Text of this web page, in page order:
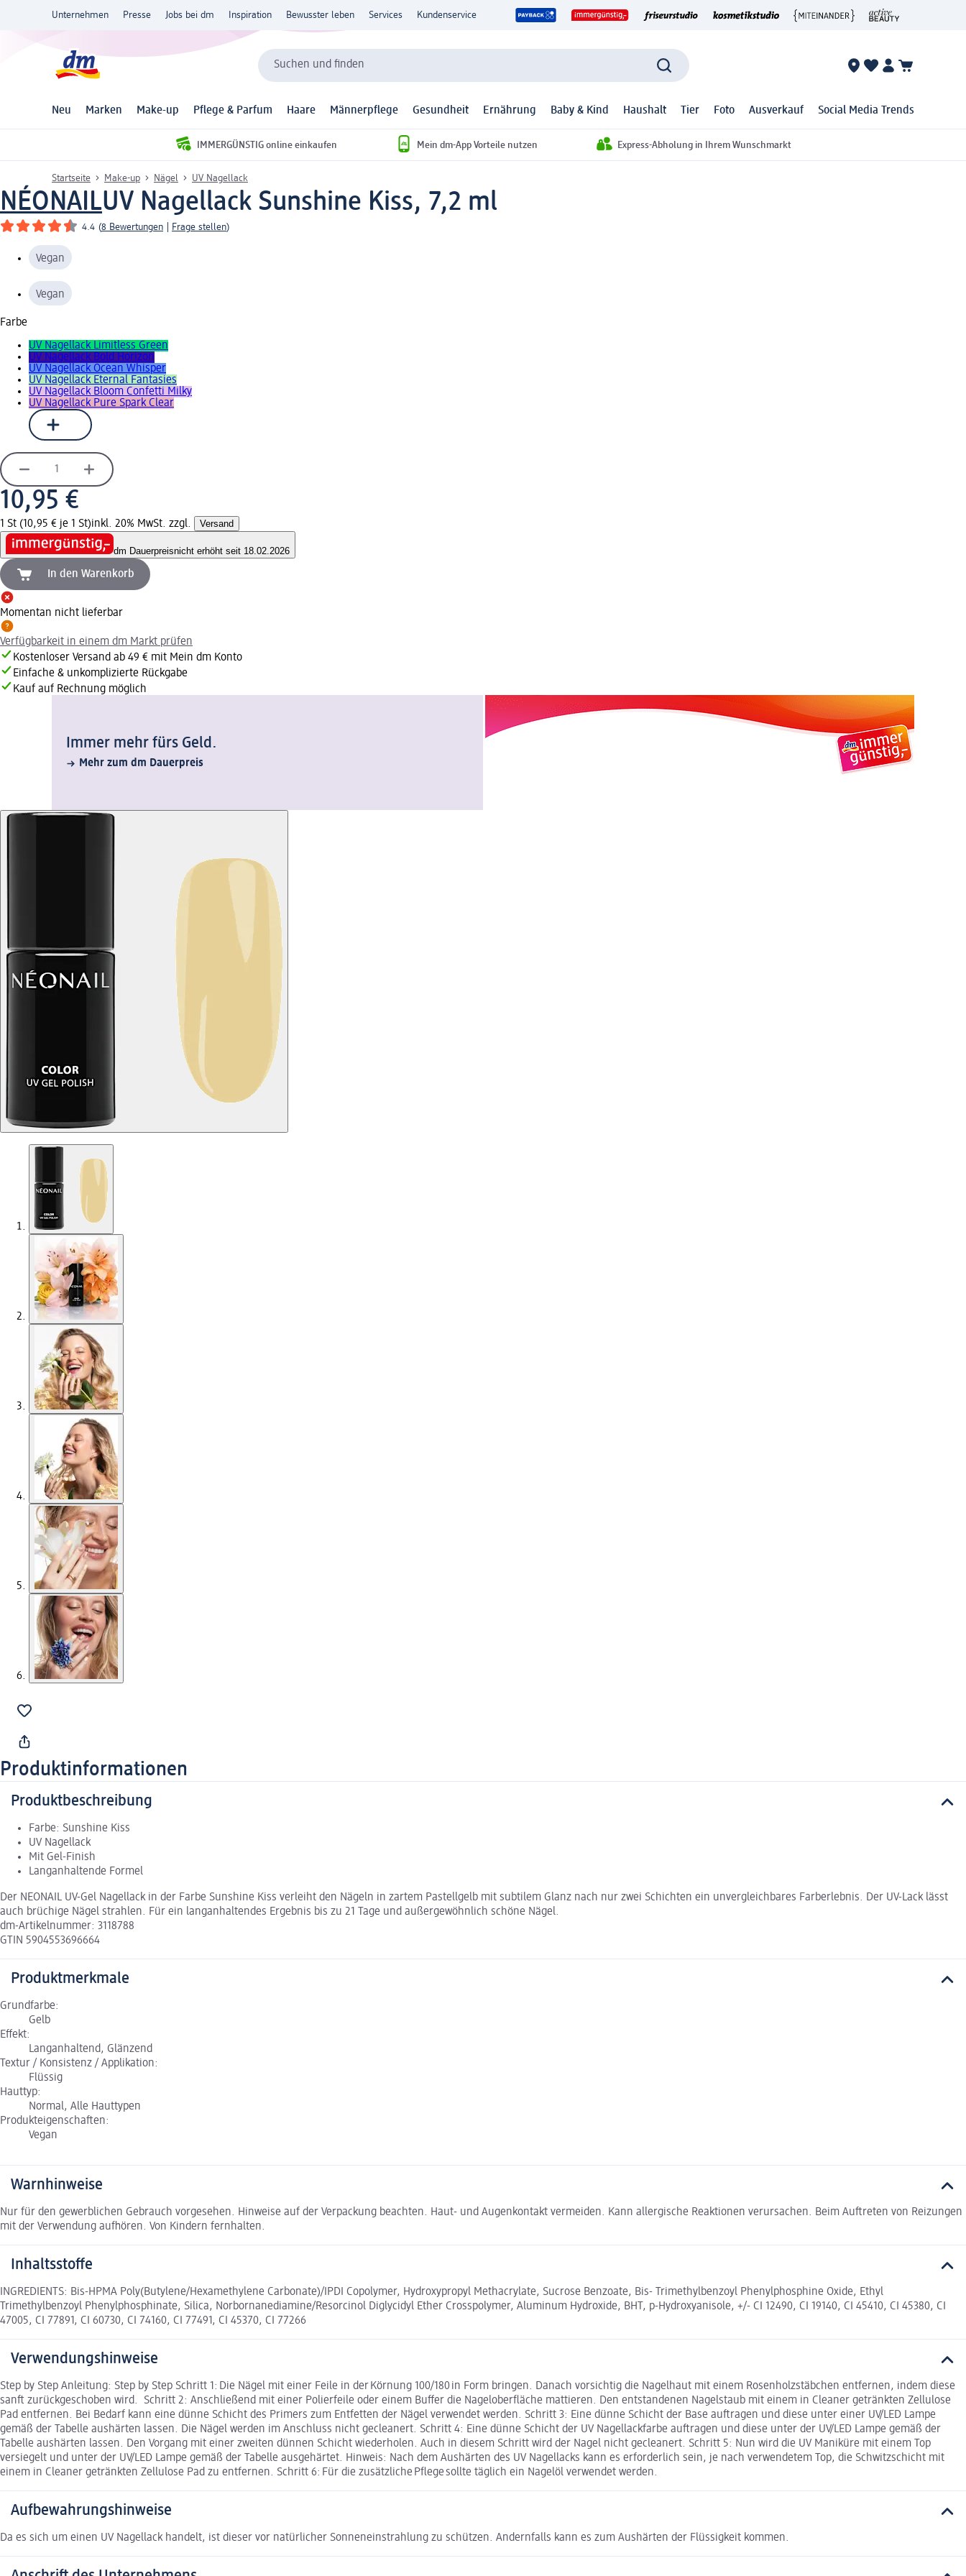
Unternehmen Presse Jobs bei dm Inspiration Bewusster leben Services Kundenservice
Suchen und finden
Neu Marken Make-up Pflege & Parfum Haare Männerpflege Gesundheit Ernährung Baby & Kind Haushalt Tier Foto Ausverkauf Social Media Trends
IMMERGÜNSTIG online einkaufen Mein dm-App Vorteile nutzen Express-Abholung in Ihrem Wunschmarkt
Startseite Make-up Nägel UV Nagellack
NÉONAILUV Nagellack Sunshine Kiss, 7,2 ml
4.4 (8 Bewertungen Frage stellen)
Vegan
Vegan
Farbe
UV Nagellack Limitless Green
UV Nagellack Bold Horizon
UV Nagellack Ocean Whisper
UV Nagellack Eternal Fantasies
UV Nagellack Bloom Confetti Milky
UV Nagellack Pure Spark Clear
10,95 €
1 St (10,95 € je 1 St)inkl. 20% MwSt. zzgl. Versand
dm Dauerpreisnicht erhöht seit 18.02.2026
In den Warenkorb
Momentan nicht lieferbar
Verfügbarkeit in einem dm Markt prüfen
Kostenloser Versand ab 49 € mit Mein dm Konto
Einfache & unkomplizierte Rückgabe
Kauf auf Rechnung möglich
Immer mehr fürs Geld.
Mehr zum dm Dauerpreis
Produktinformationen
Produktbeschreibung
Farbe: Sunshine Kiss
UV Nagellack
Mit Gel-Finish
Langanhaltende Formel
Der NEONAIL UV-Gel Nagellack in der Farbe Sunshine Kiss verleiht den Nägeln in zartem Pastellgelb mit subtilem Glanz nach nur zwei Schichten ein unvergleichbares Farberlebnis. Der UV-Lack lässt
auch brüchige Nägel strahlen. Für ein langanhaltendes Ergebnis bis zu 21 Tage und außergewöhnlich schöne Nägel.
dm-Artikelnummer: 3118788
GTIN 5904553696664
Produktmerkmale
Grundfarbe:
Gelb
Effekt:
Langanhaltend, Glänzend
Textur / Konsistenz / Applikation:
Flüssig
Hauttyp:
Normal, Alle Hauttypen
Produkteigenschaften:
Vegan
Warnhinweise
Nur für den gewerblichen Gebrauch vorgesehen. Hinweise auf der Verpackung beachten. Haut- und Augenkontakt vermeiden. Kann allergische Reaktionen verursachen. Beim Auftreten von Reizungen
mit der Verwendung aufhören. Von Kindern fernhalten.
Inhaltsstoffe
INGREDIENTS: Bis-HPMA Poly(Butylene/Hexamethylene Carbonate)/IPDI Copolymer, Hydroxypropyl Methacrylate, Sucrose Benzoate, Bis- Trimethylbenzoyl Phenylphosphine Oxide, Ethyl
Trimethylbenzoyl Phenylphosphinate, Silica, Norbornanediamine/Resorcinol Diglycidyl Ether Crosspolymer, Aluminum Hydroxide, BHT, p-Hydroxyanisole, +/- CI 12490, CI 19140, CI 45410, CI 45380, CI
47005, CI 77891, CI 60730, CI 74160, CI 77491, CI 45370, CI 77266
Verwendungshinweise
Step by Step Anleitung: Step by Step Schritt 1: Die Nägel mit einer Feile in der Körnung 100/180 in Form bringen. Danach vorsichtig die Nagelhaut mit einem Rosenholzstäbchen entfernen, indem diese
sanft zurückgeschoben wird. Schritt 2: Anschließend mit einer Polierfeile oder einem Buffer die Nageloberfläche mattieren. Den entstandenen Nagelstaub mit einem in Cleaner getränkten Zellulose
Pad entfernen. Bei Bedarf kann eine dünne Schicht des Primers zum Entfetten der Nägel verwendet werden. Schritt 3: Eine dünne Schicht der Base auftragen und diese unter einer UV/LED Lampe
gemäß der Tabelle aushärten lassen. Die Nägel werden im Anschluss nicht gecleanert. Schritt 4: Eine dünne Schicht der UV Nagellackfarbe auftragen und diese unter der UV/LED Lampe gemäß der
Tabelle aushärten lassen. Den Vorgang mit einer zweiten dünnen Schicht wiederholen. Auch in diesem Schritt wird der Nagel nicht gecleanert. Schritt 5: Nun wird die UV Maniküre mit einem Top
versiegelt und unter der UV/LED Lampe gemäß der Tabelle ausgehärtet. Hinweis: Nach dem Aushärten des UV Nagellacks kann es erforderlich sein, je nach verwendetem Top, die Schwitzschicht mit
einem in Cleaner getränkten Zellulose Pad zu entfernen. Schritt 6: Für die zusätzliche Pflege sollte täglich ein Nagelöl verwendet werden.
Aufbewahrungshinweise
Da es sich um einen UV Nagellack handelt, ist dieser vor natürlicher Sonneneinstrahlung zu schützen. Andernfalls kann es zum Aushärten der Flüssigkeit kommen.